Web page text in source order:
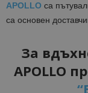
APOLLO са
са основен
За
APOLLO